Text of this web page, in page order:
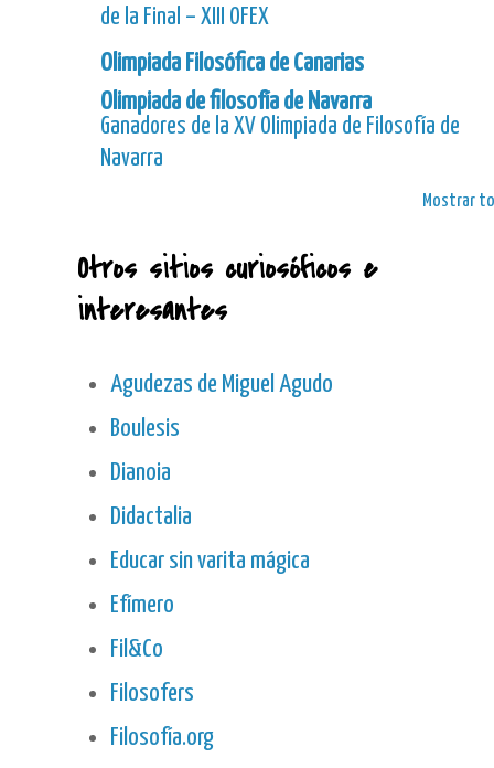
de la Final – XIII OFEX
Olimpiada Filosófica de Canarias
Olimpiada de filosofía de Navarra
Ganadores de la XV Olimpiada de Filosofía de
Navarra
Mostrar
Otros sitios curiosóficos e
interesantes
Agudezas de Miguel Agudo
Boulesis
Dianoia
Didactalia
Educar sin varita mágica
Efímero
Fil&Co
Filosofers
Filosofía.org